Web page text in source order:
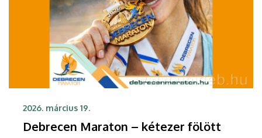
2026. március 19.
Debrecen Maraton – kétezer fölött